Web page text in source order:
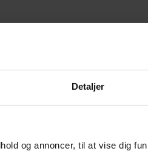
Detaljer
og annoncer, til at vise dig